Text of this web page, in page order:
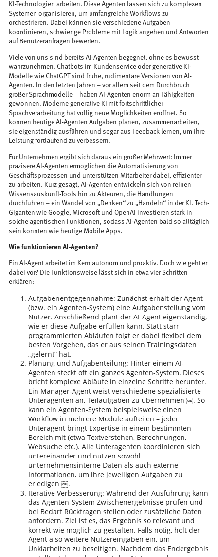
KI-Technologien arbeiten. Diese Agenten lassen sich zu komplexen
Systemen organisieren, um umfangreiche Workflows zu
orchestrieren. Dabei können sie verschiedene Aufgaben
koordinieren, schwierige Probleme mit Logik angehen und Antworten
auf Benutzeranfragen bewerten.
Viele von uns sind bereits AI-Agenten begegnet, ohne es bewusst
wahrzunehmen. Chatbots im Kundenservice oder generative KI-
Modelle wie ChatGPT sind frühe, rudimentäre Versionen von AI-
Agenten. In den letzten Jahren – vor allem seit dem Durchbruch
großer Sprachmodelle – haben AI-Agenten enorm an Fähigkeiten
gewonnen. Moderne generative KI mit fortschrittlicher
Sprachverarbeitung hat völlig neue Möglichkeiten eröffnet. So
können heutige AI-Agenten Aufgaben planen, zusammenarbeiten,
sie eigenständig ausführen und sogar aus Feedback lernen, um ihre
Leistung fortlaufend zu verbessern.
Für Unternehmen ergibt sich daraus ein großer Mehrwert: Immer
präzisere AI-Agenten ermöglichen die Automatisierung von
Geschäftsprozessen und unterstützen Mitarbeiter dabei, effizienter
zu arbeiten. Kurz gesagt, AI-Agenten entwickeln sich von reinen
Wissensauskunft-Tools hin zu Akteuren, die Handlungen
durchführen – ein Wandel von „Denken“ zu „Handeln“ in der KI. Tech-
Giganten wie Google, Microsoft und OpenAI investieren stark in
solche agentischen Funktionen, sodass AI-Agenten bald so alltäglich
sein könnten wie heutige Mobile Apps.
Wie funktionieren AI-Agenten?
Ein AI-Agent arbeitet im Kern autonom und proaktiv. Doch wie geht er
dabei vor? Die Funktionsweise lässt sich in etwa vier Schritten
erklären:
Aufgabenentgegennahme: Zunächst erhält der Agent
(bzw. ein Agenten-System) eine Aufgabenstellung vom
Nutzer. Anschließend plant der AI-Agent eigenständig,
wie er diese Aufgabe erfüllen kann. Statt starr
programmierten Abläufen folgt er dabei flexibel dem
besten Vorgehen, das er aus seinen Trainingsdaten
„gelernt“ hat.
Planung und Aufgabenteilung: Hinter einem AI-
Agenten steckt oft ein ganzes Agenten-System. Dieses
bricht komplexe Abläufe in einzelne Schritte herunter.
Ein Manager-Agent weist verschiedene spezialisierte
Unteragenten an, Teilaufgaben zu übernehmen ￼. So
kann ein Agenten-System beispielsweise einen
Workflow in mehrere Module aufteilen – jeder
Unteragent bringt Expertise in einem bestimmten
Bereich mit (etwa Textverstehen, Berechnungen,
Websuche etc.). Alle Unteragenten koordinieren sich
untereinander und nutzen sowohl
unternehmensinterne Daten als auch externe
Informationen, um ihre jeweiligen Aufgaben zu
erledigen ￼.
Iterative Verbesserung: Während der Ausführung kann
das Agenten-System Zwischenergebnisse prüfen und
bei Bedarf Rückfragen stellen oder zusätzliche Daten
anfordern. Ziel ist es, das Ergebnis so relevant und
korrekt wie möglich zu gestalten. Falls nötig, holt der
Agent also weitere Nutzereingaben ein, um
Unklarheiten zu beseitigen. Nachdem das Endergebnis